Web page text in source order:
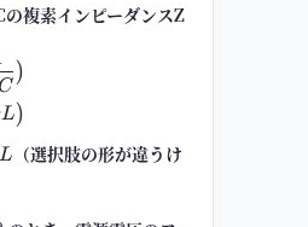
複素インピーダンスZ
)
L)
L
（選択肢の形が違うけ